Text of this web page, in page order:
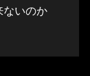
ないのか